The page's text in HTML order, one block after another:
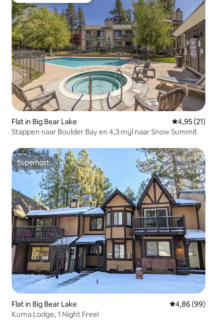
Flat in Big Bear Lake Gemiddelde
4,95 (21)
Stappen naar Boulder Bay en 4,3 mijl naar Snow Summit
Superhost
Superhost
Flat in Big Bear Lake Gemiddelde
4,86 (99)
Kuma Lodge, 1 Night Free!